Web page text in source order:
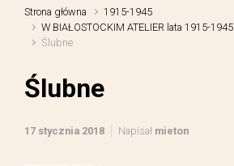
Strona główna
1915-1945
W BIAŁOSTOCKIM ATELIER lata 1915-1945
Ślubne
Ślubne
17 stycznia 2018 Napisał mieton